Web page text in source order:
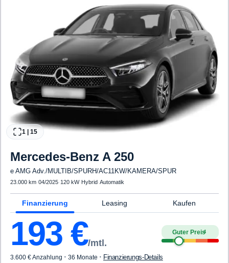
1 15
Mercedes-Benz A 250
e AMG Adv./MULTIB/SPURH/AC11KW/KAMERA/SPUR
23.000 km·04/2025· 120 kW· Hybrid·Automatik
Finanzierung Leasing Kaufen
193 €/mtl.
Guter Preis4
3.600 € Anzahlung · 36 Monate · Finanzierungs-Details